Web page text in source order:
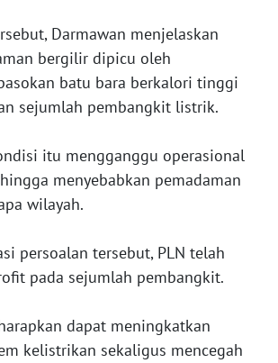
Darmawan menjelaskan
bergilir dipicu oleh
batu bara berkalori tinggi
sejumlah pembangkit listrik.
itu mengganggu operasional
menyebabkan pemadaman
wilayah.
persoalan tersebut, PLN telah
pada sejumlah pembangkit.
dapat meningkatkan
kelistrikan sekaligus mencegah